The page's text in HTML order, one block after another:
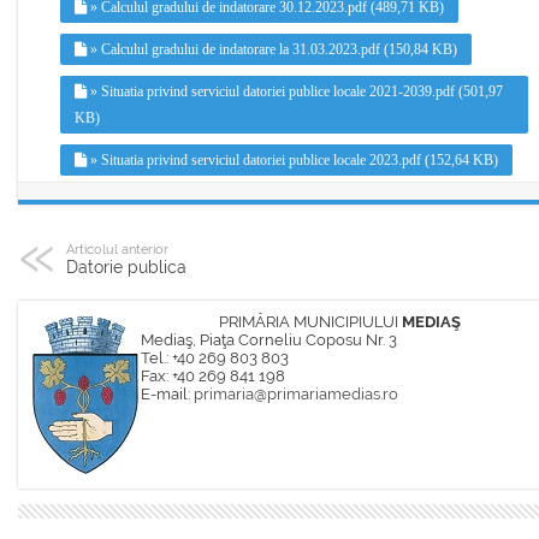
» Calculul gradului de indatorare 30.12.2023.pdf (489,71 KB)
» Calculul gradului de indatorare la 31.03.2023.pdf (150,84 KB)
» Situatia privind serviciul datoriei publice locale 2021-2039.pdf (501,97
KB)
» Situatia privind serviciul datoriei publice locale 2023.pdf (152,64 KB)
Articolul anterior
Datorie publica
PRIMĂRIA MUNICIPIULUI MEDIAŞ
Mediaş, Piaţa Corneliu Coposu Nr. 3
Tel.: +40 269 803 803
Fax: +40 269 841 198
E-mail: primaria@primariamedias.ro